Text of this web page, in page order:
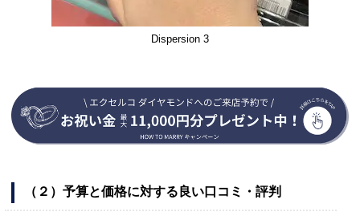
Dispersion 3
（２）予算と価格に対する良い口コミ・評判